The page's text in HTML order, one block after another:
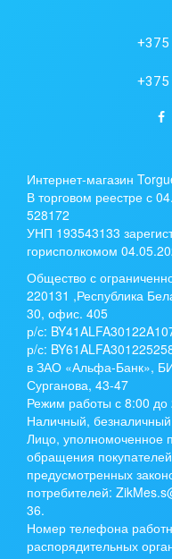
+375
+375
Интернет-магазин
В торговом реестре с
528172
УНП 193543133
горисполкомом
Общество с
220131 ,Республика
30, офис. 405
р/с:
р/с:
в ЗАО «Альфа-Банк»,
Сурганова, 43-47
Режим работы с 8:00 до
Наличный,
Лицо, уполномоченное
обращения
предусмотренных
потребителей:
36.
Номер телефона
распорядительных